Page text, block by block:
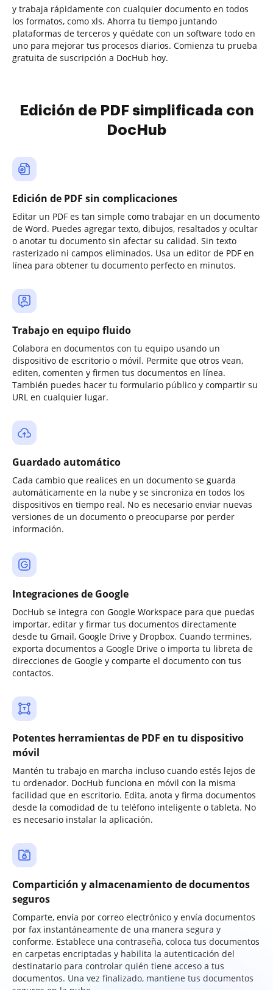
y trabaja rápidamente con cualquier documento en todos
los formatos, como xls. Ahorra tu tiempo juntando
plataformas de terceros y quédate con un software todo en
uno para mejorar tus procesos diarios. Comienza tu prueba
gratuita de suscripción a DocHub hoy.
Edición de PDF simplificada con
DocHub
Edición de PDF sin complicaciones
Editar un PDF es tan simple como trabajar en un documento
de Word. Puedes agregar texto, dibujos, resaltados y ocultar
o anotar tu documento sin afectar su calidad. Sin texto
rasterizado ni campos eliminados. Usa un editor de PDF en
línea para obtener tu documento perfecto en minutos.
Trabajo en equipo fluido
Colabora en documentos con tu equipo usando un
dispositivo de escritorio o móvil. Permite que otros vean,
editen, comenten y firmen tus documentos en línea.
También puedes hacer tu formulario público y compartir su
URL en cualquier lugar.
Guardado automático
Cada cambio que realices en un documento se guarda
automáticamente en la nube y se sincroniza en todos los
dispositivos en tiempo real. No es necesario enviar nuevas
versiones de un documento o preocuparse por perder
información.
Integraciones de Google
DocHub se integra con Google Workspace para que puedas
importar, editar y firmar tus documentos directamente
desde tu Gmail, Google Drive y Dropbox. Cuando termines,
exporta documentos a Google Drive o importa tu libreta de
direcciones de Google y comparte el documento con tus
contactos.
Potentes herramientas de PDF en tu dispositivo
móvil
Mantén tu trabajo en marcha incluso cuando estés lejos de
tu ordenador. DocHub funciona en móvil con la misma
facilidad que en escritorio. Edita, anota y firma documentos
desde la comodidad de tu teléfono inteligente o tableta. No
es necesario instalar la aplicación.
Compartición y almacenamiento de documentos
seguros
Comparte, envía por correo electrónico y envía documentos
por fax instantáneamente de una manera segura y
conforme. Establece una contraseña, coloca tus documentos
en carpetas encriptadas y habilita la autenticación del
destinatario para controlar quién tiene acceso a tus
documentos. Una vez finalizado, mantiene tus documentos